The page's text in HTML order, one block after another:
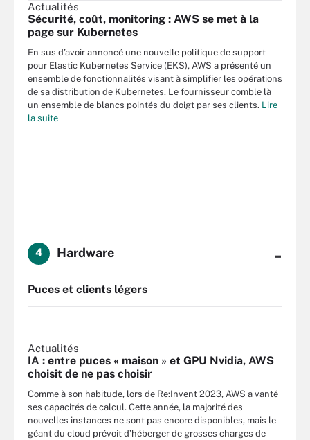
Actualités
Sécurité, coût, monitoring : AWS se met à la
page sur Kubernetes
En sus d’avoir annoncé une nouvelle politique de support
pour Elastic Kubernetes Service (EKS), AWS a présenté un
ensemble de fonctionnalités visant à simplifier les opérations
de sa distribution de Kubernetes. Le fournisseur comble là
un ensemble de blancs pointés du doigt par ses clients. Lire
la suite
4 Hardware -
Puces et clients légers
Actualités
IA : entre puces « maison » et GPU Nvidia, AWS
choisit de ne pas choisir
Comme à son habitude, lors de Re:Invent 2023, AWS a vanté
ses capacités de calcul. Cette année, la majorité des
nouvelles instances ne sont pas encore disponibles, mais le
géant du cloud prévoit d’héberger de grosses charges de